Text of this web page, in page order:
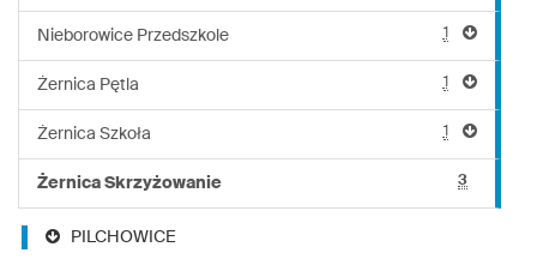
Nieborowice Przedszkole 1
Żernica Pętla 1
Żernica Szkoła 1
Żernica Skrzyżowanie 3
PILCHOWICE